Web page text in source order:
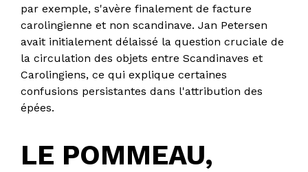
par exemple, s'avère finalement de facture
carolingienne et non scandinave. Jan Petersen
avait initialement délaissé la question cruciale de
la circulation des objets entre Scandinaves et
Carolingiens, ce qui explique certaines
confusions persistantes dans l'attribution des
épées.
LE POMMEAU,